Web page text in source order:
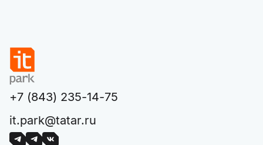
+7 (843) 235-14-75
it.park@tatar.ru